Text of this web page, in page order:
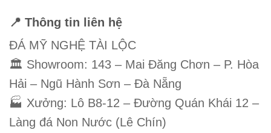
📍 Thông tin liên hệ
ĐÁ MỸ NGHỆ TÀI LỘC
🏛 Showroom: 143 – Mai Đăng Chơn – P. Hòa
Hải – Ngũ Hành Sơn – Đà Nẵng
🏭 Xưởng: Lô B8-12 – Đường Quán Khái 12 –
Làng đá Non Nước (Lê Chín)